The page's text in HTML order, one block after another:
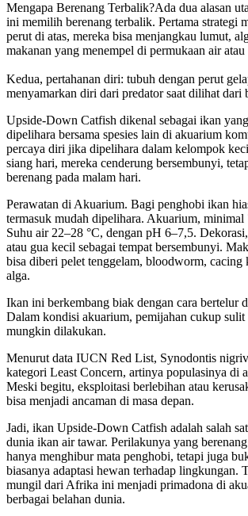
Mengapa Berenang Terbalik?Ada dua alasan
ini memilih berenang terbalik. Pertama strategi
perut di atas, mereka bisa menjangkau lumut,
makanan yang menempel di permukaan air
Kedua, pertahanan diri: tubuh dengan perut
menyamarkan diri dari predator saat dilihat dari
Upside-Down Catfish dikenal sebagai ikan
dipelihara bersama spesies lain di akuarium
percaya diri jika dipelihara dalam kelompok
siang hari, mereka cenderung bersembunyi,
berenang pada malam hari.
Perawatan di Akuarium. Bagi penghobi ikan
termasuk mudah dipelihara. Akuarium,
Suhu air 22–28 °C, dengan pH 6–7,5.
atau gua kecil sebagai tempat bersembunyi.
bisa diberi pelet tenggelam, bloodworm,
alga.
Ikan ini berkembang biak dengan cara bertelur
Dalam kondisi akuarium, pemijahan cukup
mungkin dilakukan.
Menurut data IUCN Red List, Synodontis
kategori Least Concern, artinya populasinya di
Meski begitu, eksploitasi berlebihan atau
bisa menjadi ancaman di masa depan.
Jadi, ikan Upside-Down Catfish adalah salah
dunia ikan air tawar. Perilakunya yang
hanya menghibur mata penghobi, tetapi juga
biasanya adaptasi hewan terhadap lingkungan.
mungil dari Afrika ini menjadi primadona di
berbagai belahan dunia.